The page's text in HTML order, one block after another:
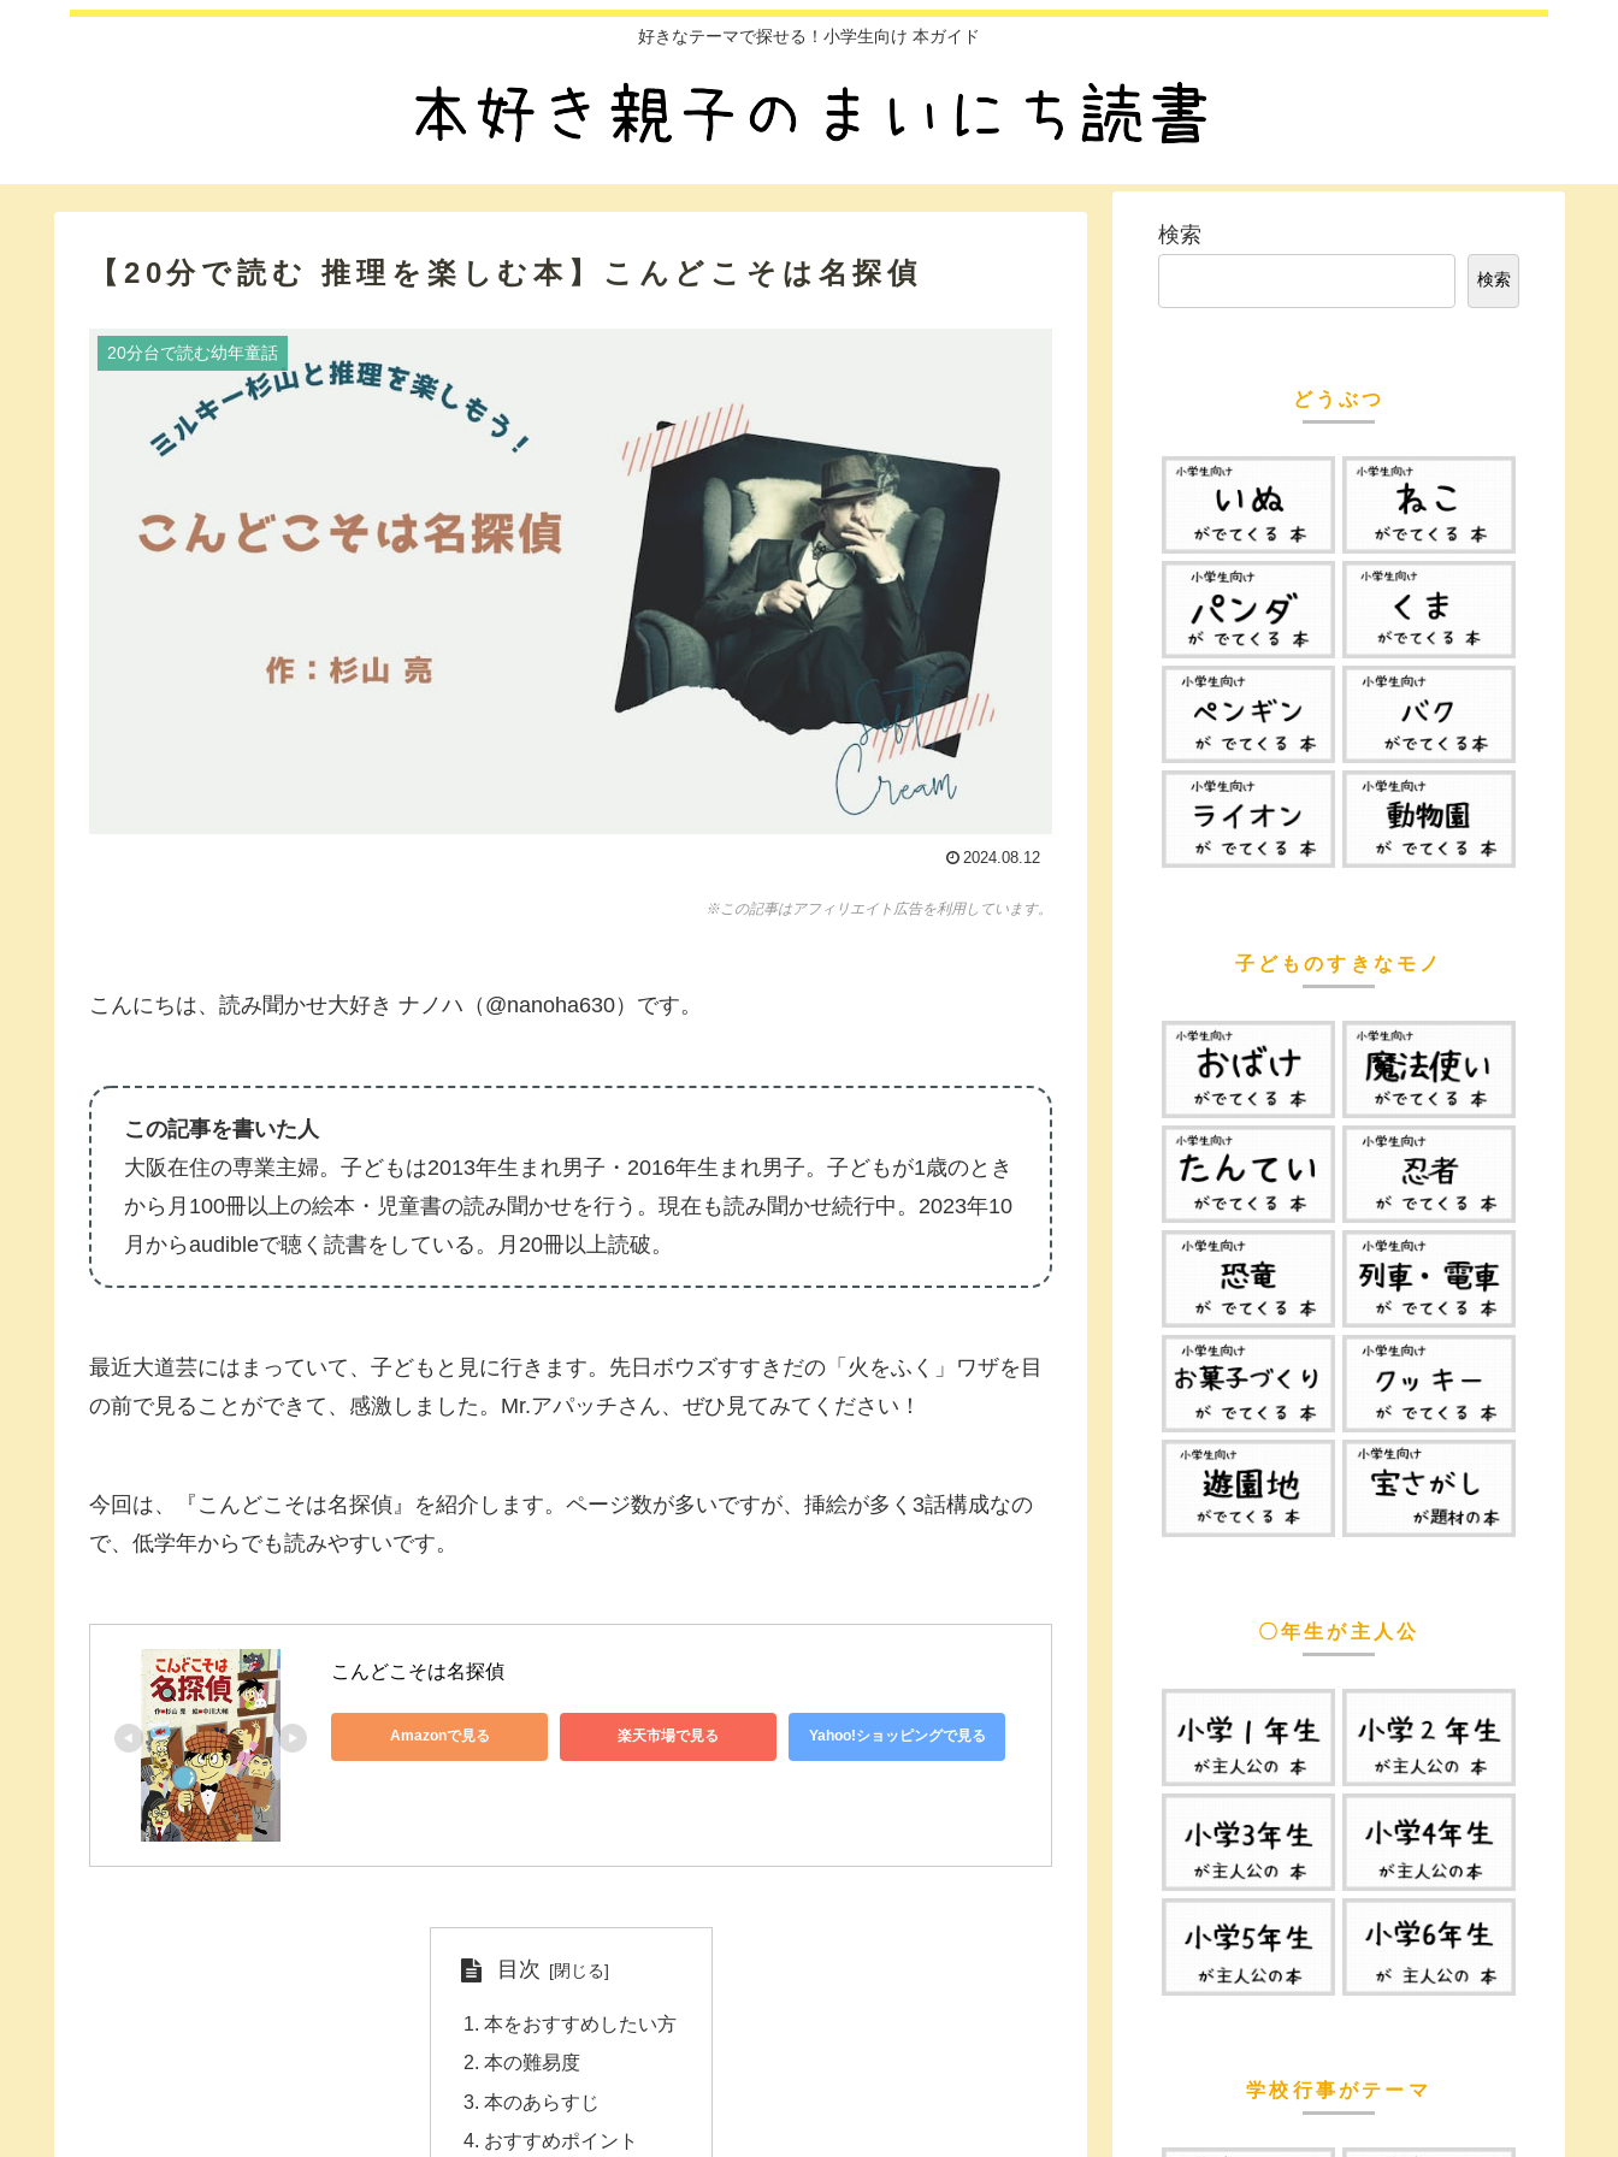
好きなテーマで探せる！小学生向け 本ガイド
【20分で読む 推理を楽しむ本】こんどこそは名探偵
20分台で読む幼年童話
2024.08.12
※この記事はアフィリエイト広告を利用しています。
こんにちは、読み聞かせ大好き ナノハ（@nanoha630）です。
この記事を書いた人
大阪在住の専業主婦。子どもは2013年生まれ男子・2016年生まれ男子。子どもが1歳のとき
から月100冊以上の絵本・児童書の読み聞かせを行う。現在も読み聞かせ続行中。2023年10
月からaudibleで聴く読書をしている。月20冊以上読破。
最近大道芸にはまっていて、子どもと見に行きます。先日ボウズすすきだの「火をふく」ワザを目
の前で見ることができて、感激しました。Mr.アパッチさん、ぜひ見てみてください！
今回は、『こんどこそは名探偵』を紹介します。ページ数が多いですが、挿絵が多く3話構成なの
で、低学年からでも読みやすいです。
こんどこそは名探偵
Amazonで見る 楽天市場で見る Yahoo!ショッピングで見る
目次
本をおすすめしたい方
本の難易度
本のあらすじ
おすすめポイント
検索
検索
どうぶつ
子どものすきなモノ
〇年生が主人公
学校行事がテーマ